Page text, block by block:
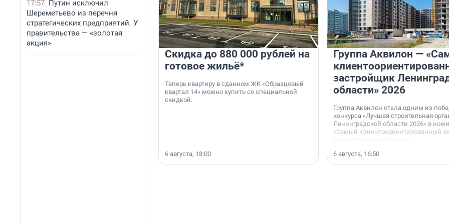
17:57 Путин исключил
Шереметьево из перечня
стратегических предприятий. У
правительства — «золотая
акция»
Скидка до 880 000 рублей на
готовое жильё*
Теперь квартиру в сданном ЖК «Образцовый
квартал 14» можно купить со специальной
скидкой.
6 августа, 18:00
Группа Аквилон —
застройщик
области» 2026
Группа Аквилон стала одним из
конкурса «Лучшая строительная
Ленинградской области 2026» в
«Самый клиентоориентированный
Ленинградской области».
6 августа, 16:50